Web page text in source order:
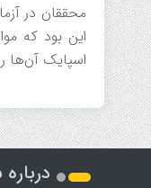
محققان در
اسپایک آن‌ها